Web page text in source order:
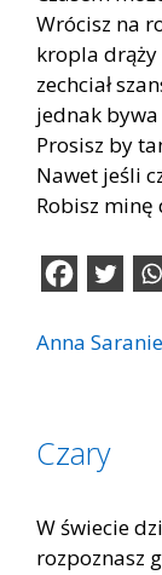
Wrócisz na
kropla drąży
zechciał
jednak
Prosisz by
Nawet jeśli
Robisz minę
Anna
Czary
W świecie
rozpoznasz